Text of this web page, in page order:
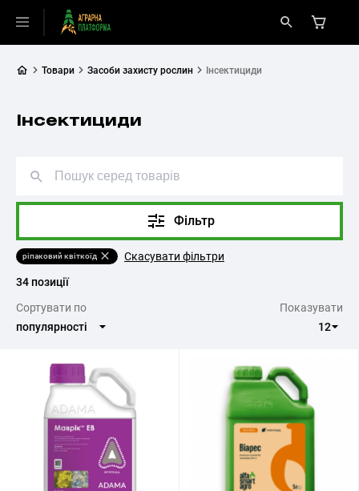
Товари Засоби захисту рослин Інсектициди
Інсектициди
ріпаковий квіткоїд Скасувати фільтри
Фільтр
34 позиції
Cортувати по
Показувати